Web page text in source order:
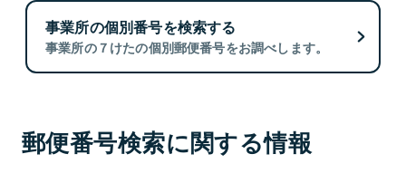
事業所の個別番号を検索する
事業所の７けたの個別郵便番号をお調べします。
郵便番号検索に関する情報